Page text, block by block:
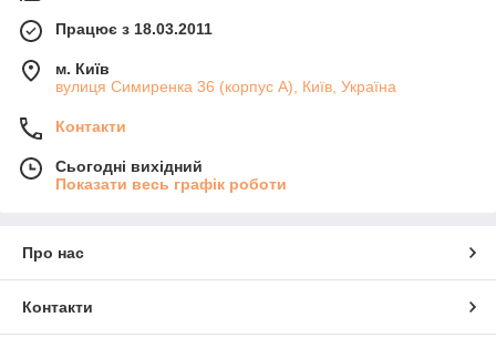
Працює з 18.03.2011
м. Київ
вулиця Симиренка 36 (корпус А), Київ, Україна
Контакти
Сьогодні вихідний
Показати весь графік роботи
Про нас
Контакти